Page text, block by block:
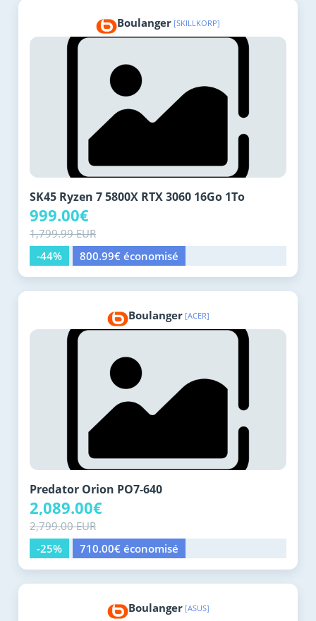
Boulanger [SKILLKORP]
SK45 Ryzen 7 5800X RTX 3060 16Go 1To
999.00€
1,799.99 EUR
-44%
800.99€ économisé
Boulanger [ACER]
Predator Orion PO7-640
2,089.00€
2,799.00 EUR
-25%
710.00€ économisé
Boulanger [ASUS]